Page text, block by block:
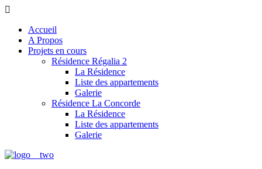
Accueil
A Propos
Projets en cours
Résidence Régalia 2
La Résidence
Liste des appartements
Galerie
Résidence La Concorde
La Résidence
Liste des appartements
Galerie